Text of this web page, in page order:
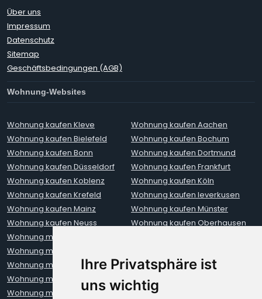
Ihre Privatsphäre ist
uns wichtig
Über uns
Impressum
Datenschutz
Sitemap
Geschäftsbedingungen (AGB)
Wohnung-Websites
Wohnung kaufen Kleve
Wohnung kaufen Aachen
Wohnung kaufen Bielefeld
Wohnung kaufen Bochum
Wohnung kaufen Bonn
Wohnung kaufen Dortmund
Wohnung kaufen Düsseldorf
Wohnung kaufen Frankfurt
Wohnung kaufen Koblenz
Wohnung kaufen Köln
Wohnung kaufen Krefeld
Wohnung kaufen leverkusen
Wohnung kaufen Mainz
Wohnung kaufen Münster
Wohnung kaufen Neuss
Wohnung kaufen Oberhausen
Wohnung mieten Aachen
Wohnung mieten Berlin
Wohnung mieten Bochum
Wohnung mieten Bonn
Wohnung mieten Bremen
Wohnung mieten Darmstadt
Wohnung mieten Dortmund
Wohnung mieten Dresden